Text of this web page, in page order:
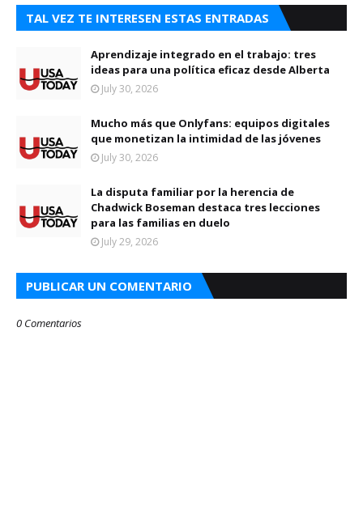
TAL VEZ TE INTERESEN ESTAS ENTRADAS
Aprendizaje integrado en el trabajo: tres
ideas para una política eficaz desde Alberta
July 30, 2026
Mucho más que Onlyfans: equipos digitales
que monetizan la intimidad de las jóvenes
July 30, 2026
La disputa familiar por la herencia de
Chadwick Boseman destaca tres lecciones
para las familias en duelo
July 29, 2026
PUBLICAR UN COMENTARIO
0 Comentarios